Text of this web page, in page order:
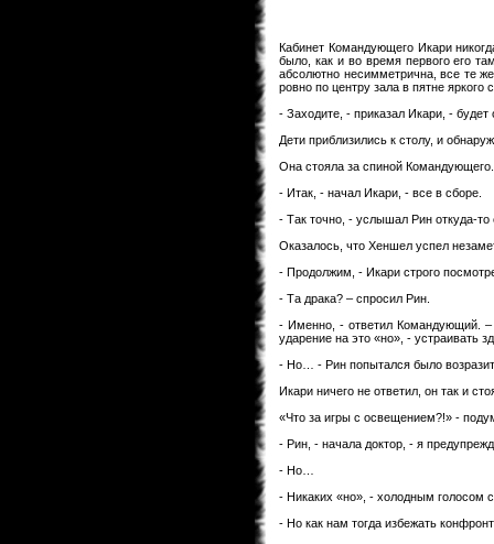
Кабинет Командующего Икари
было, как и во время первого его
абсолютно несимметрична, все те
ровно по центру зала в пятне яркого
- Заходите, - приказал Икари, - будет
Дети приблизились к столу, и
Она стояла за спиной Командующего.
- Итак, - начал Икари, - все в сборе.
- Так точно, - услышал Рин откуда-то
Оказалось, что Хеншел успел
- Продолжим, - Икари строго
- Та драка? – спросил Рин.
- Именно, - ответил Командующий.
ударение на это «но», - устраивать
- Но… - Рин попытался было
Икари ничего не ответил, он так и
«Что за игры с освещением?!» -
- Рин, - начала доктор, - я
- Но…
- Никаких «но», - холодным голосом
- Но как нам тогда избежать